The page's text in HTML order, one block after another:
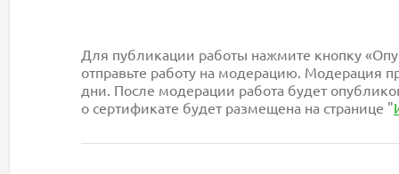
Для публикации работы нажмите кнопку
отправьте работу на модерацию. Модерация
дни. После модерации работа будет
о сертификате будет размещена на странице "